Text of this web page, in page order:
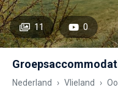
11 0
Nederland Vlieland